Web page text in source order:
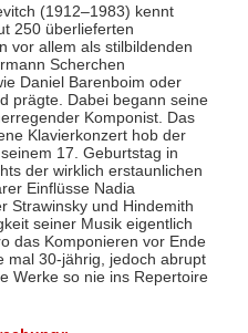
(1912–1983) kennt
250 überlieferten
vor allem als stilbildenden
Scherchen
Daniel Barenboim oder
prägte. Dabei begann seine
Komponist. Das
Klavierkonzert hob der
17. Geburtstag in
der wirklich erstaunlichen
Einflüsse Nadia
Strawinsky und Hindemith
seiner Musik eigentlich
das Komponieren vor Ende
mal 30-jährig, jedoch abrupt
Werke so nie ins Repertoire